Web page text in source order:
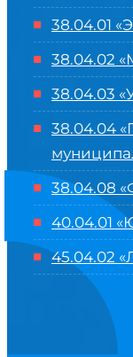
38.04.01
38.04.02
38.04.03
38.04.04
38.04.08
40.04.01
45.04.02